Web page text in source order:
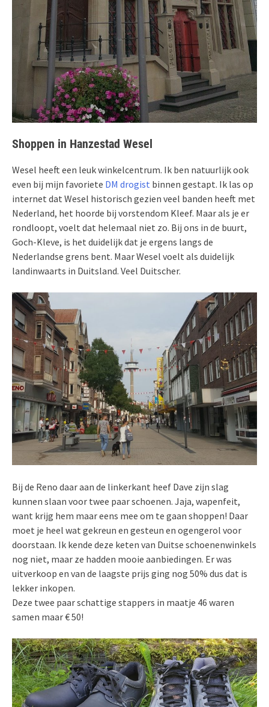
Shoppen in Hanzestad Wesel
Wesel heeft een leuk winkelcentrum. Ik ben natuurlijk ook
even bij mijn favoriete DM drogist binnen gestapt. Ik las op
internet dat Wesel historisch gezien veel banden heeft met
Nederland, het hoorde bij vorstendom Kleef. Maar als je er
rondloopt, voelt dat helemaal niet zo. Bij ons in de buurt,
Goch-Kleve, is het duidelijk dat je ergens langs de
Nederlandse grens bent. Maar Wesel voelt als duidelijk
landinwaarts in Duitsland. Veel Duitscher.
Bij de Reno daar aan de linkerkant heef Dave zijn slag
kunnen slaan voor twee paar schoenen. Jaja, wapenfeit,
want krijg hem maar eens mee om te gaan shoppen! Daar
moet je heel wat gekreun en gesteun en ogengerol voor
doorstaan. Ik kende deze keten van Duitse schoenenwinkels
nog niet, maar ze hadden mooie aanbiedingen. Er was
uitverkoop en van de laagste prijs ging nog 50% dus dat is
lekker inkopen.
Deze twee paar schattige stappers in maatje 46 waren
samen maar € 50!